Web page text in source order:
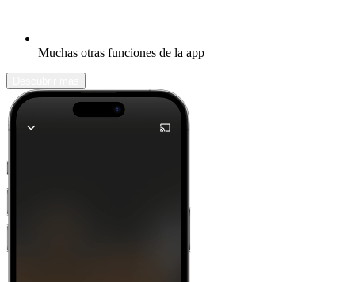
Muchas otras funciones de la app